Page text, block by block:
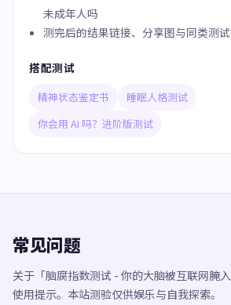
未成年人吗
测完后的结果链接、分享图与同类测
搭配测试
精神状态鉴定书
睡眠人格测试
你会用 AI 吗？进阶版测试
常见问题
关于「脑腐指数测试 - 你的大脑被互联网腌
使用提示。本站测验仅供娱乐与自我探索。